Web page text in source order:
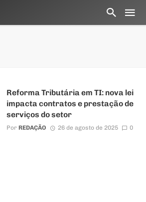
Reforma Tributária em TI: nova lei
impacta contratos e prestação de
serviços do setor
Por REDAÇÃO 26 de agosto de 2025 0